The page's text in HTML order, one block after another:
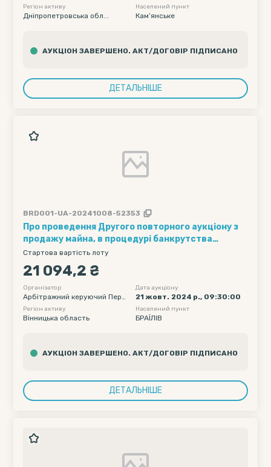
атський Олександр Олександ
рович
Регіон активу
Дніпропетровська обл...
Населений пункт
Кам’янське
АУКЦІОН ЗАВЕРШЕНО. АКТ/ДОГОВІР ПІДПИСАНО
ДЕТАЛЬНІШЕ
BRD001-UA-20241008-52353
Про проведення Другого повторного аукціону з
продажу майна, в процедурі банкрутства
ДОЧІРНЬОГО ПІДПРИЄМСТВА "МОНТАЖНИК"
ТОВАРИСТВА З ОБМЕЖЕНОЮ ВІДПОВІДАЛЬНІСТЮ
"ТОРГОВИЙ ДІМ "ВАЛІНОР" ( код ЄДРПОУ
23065137), порушеній господарським судом
Вінницької області, справа №902/941/23
Стартова вартість лоту
21 094,2 ₴
Організатор
Арбітражний керуючий Пере
пелиця Василь Володимиров
ич
Дата аукціону
21 жовт. 2024 р., 09:30:00
Регіон активу
Вінницька область
Населений пункт
БРАЇЛІВ
АУКЦІОН ЗАВЕРШЕНО. АКТ/ДОГОВІР ПІДПИСАНО
ДЕТАЛЬНІШЕ